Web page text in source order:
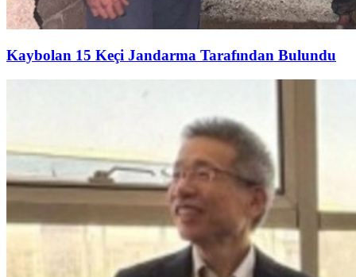
Kaybolan 15 Keçi Jandarma Tarafından Bulundu